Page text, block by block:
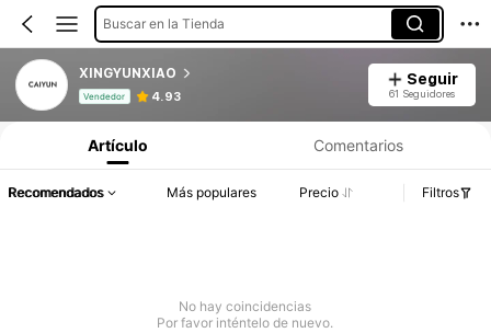
Buscar en la Tienda
XINGYUNXIAO
Vendedor 4.93
Seguir
61 Seguidores
Artículo Comentarios
Recomendados Más populares Precio Filtros
No hay coincidencias
Por favor inténtelo de nuevo.